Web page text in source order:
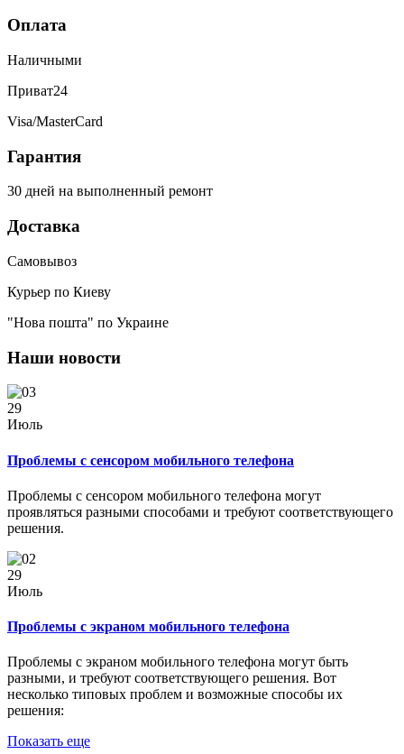
Оплата
Наличными
Приват24
Visa/MasterCard
Гарантия
30 дней на выполненный ремонт
Доставка
Самовывоз
Курьер по Киеву
"Нова пошта" по Украине
Наши новости
29
Июль
Проблемы с сенсором мобильного телефона
Проблемы с сенсором мобильного телефона могут
проявляться разными способами и требуют соответствующего
решения.
29
Июль
Проблемы с экраном мобильного телефона
Проблемы с экраном мобильного телефона могут быть
разными, и требуют соответствующего решения. Вот
несколько типовых проблем и возможные способы их
решения:
Показать еще